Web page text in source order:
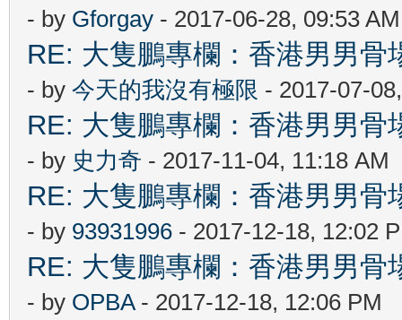
- by Gforgay - 2017-06-28, 09:53 AM
RE: 大隻鵬專欄：香港男男
- by 今天的我沒有極限 - 2017-07-
RE: 大隻鵬專欄：香港男男
- by 史力奇 - 2017-11-04, 11:18 AM
RE: 大隻鵬專欄：香港男男
- by 93931996 - 2017-12-18, 12:02
RE: 大隻鵬專欄：香港男男
- by OPBA- 2017-12-18, 12:06 PM